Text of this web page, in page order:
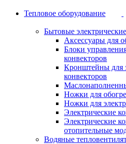
Тепловое оборудование
Бытовые
Аксессуары для
Блоки
конвекторов
Кронштейны для
конвекторов
Ножки для
Ножки для
Электрические
Электрические
отопительные
Водяные